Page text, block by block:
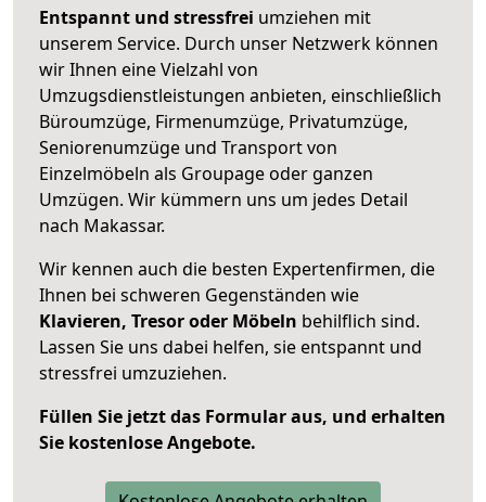
Entspannt und stressfrei umziehen mit
unserem Service. Durch unser Netzwerk können
wir Ihnen eine Vielzahl von
Umzugsdienstleistungen anbieten, einschließlich
Büroumzüge, Firmenumzüge, Privatumzüge,
Seniorenumzüge und Transport von
Einzelmöbeln als Groupage oder ganzen
Umzügen. Wir kümmern uns um jedes Detail
nach Makassar.
Wir kennen auch die besten Expertenfirmen, die
Ihnen bei schweren Gegenständen wie
Klavieren, Tresor oder Möbeln behilflich sind.
Lassen Sie uns dabei helfen, sie entspannt und
stressfrei umzuziehen.
Füllen Sie jetzt das Formular aus, und erhalten
Sie kostenlose Angebote.